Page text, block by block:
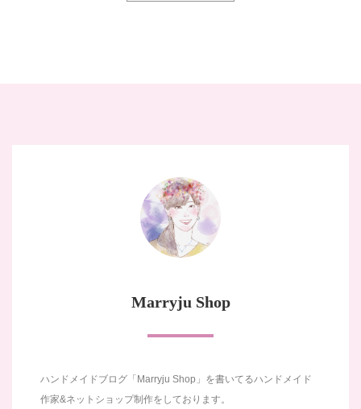
Marryju Shop
ハンドメイドブログ「Marryju Shop」を書いてるハンドメイド
作家&ネットショップ制作をしております。